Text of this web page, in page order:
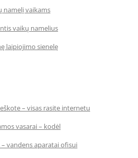
namelį vaikams
vaikų namelius
laipiojimo sienelę
– visas rasite internetu
vasarai – kodėl
vandens aparatai ofisui